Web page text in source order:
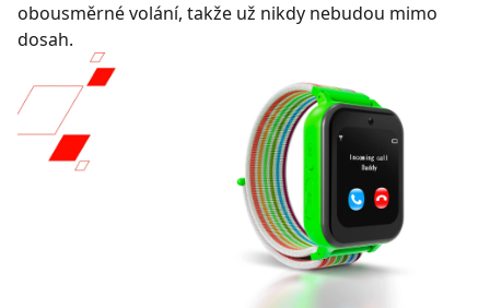
obousměrné volání, takže už nikdy nebudou mimo
dosah.